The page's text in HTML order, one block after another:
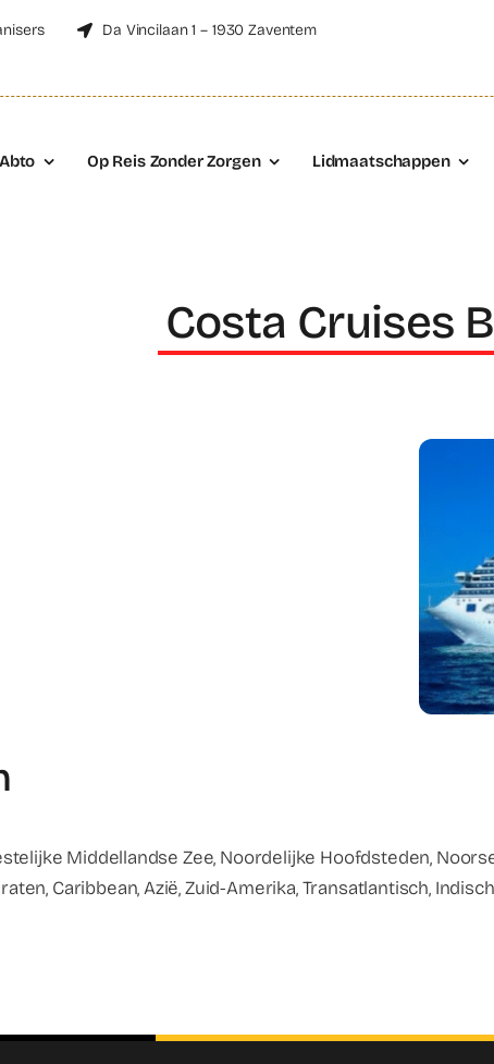
Da Vincilaan 1 – 1930 Zaventem
Op Reis Zonder Zorgen Lidmaatschappen
Costa Cruises
Middellandse Zee, Noordelijke Hoofdsteden,
Caribbean, Azië, Zuid-Amerika, Transatlantisch,